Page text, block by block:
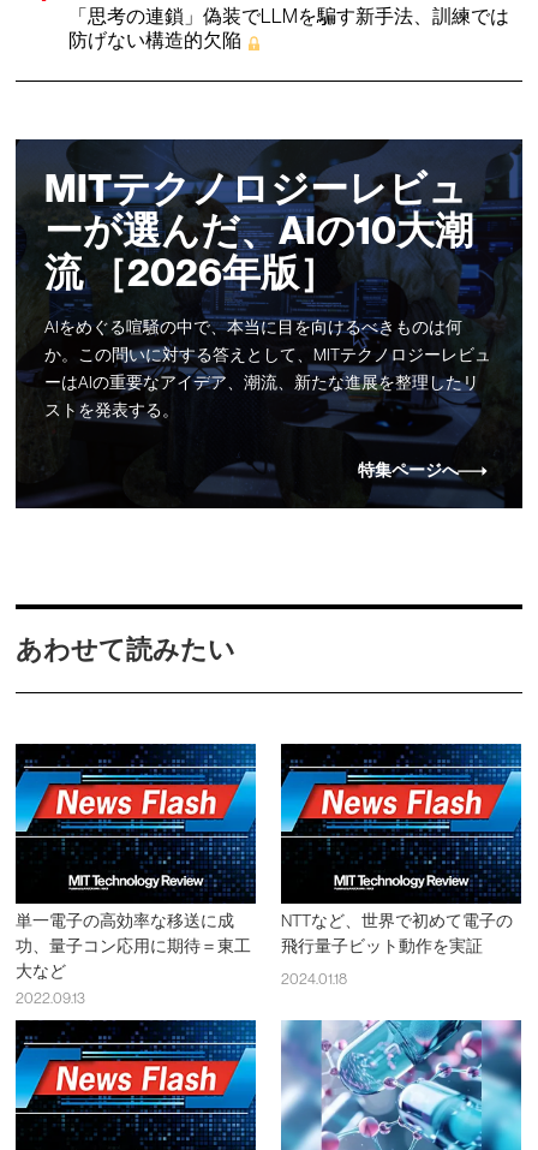
「思考の連鎖」偽装でLLMを騙す新手法、訓練では
防げない構造的欠陥
MITテクノロジーレビュ
ーが選んだ、AIの10大潮
流 ［2026年版］
AIをめぐる喧騒の中で、本当に目を向けるべきものは何
か。この問いに対する答えとして、MITテクノロジーレビュ
ーはAIの重要なアイデア、潮流、新たな進展を整理したリ
ストを発表する。
特集ページへ
あわせて読みたい
単一電子の高効率な移送に成
功、量子コン応用に期待＝東工
大など
2022.09.13
NTTなど、世界で初めて電子の
飛行量子ビット動作を実証
2024.01.18